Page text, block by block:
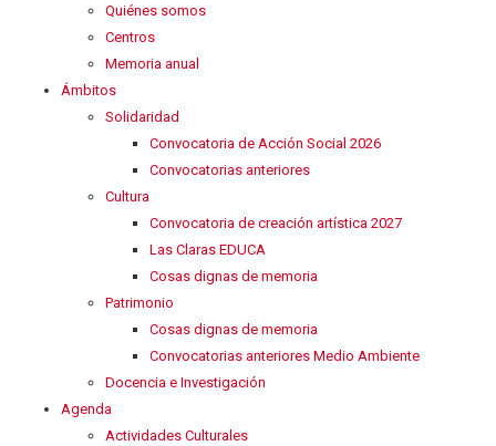
Quiénes somos
Centros
Memoria anual
Ámbitos
Solidaridad
Convocatoria de Acción Social 2026
Convocatorias anteriores
Cultura
Convocatoria de creación artística 2027
Las Claras EDUCA
Cosas dignas de memoria
Patrimonio
Cosas dignas de memoria
Convocatorias anteriores Medio Ambiente
Docencia e Investigación
Agenda
Actividades Culturales